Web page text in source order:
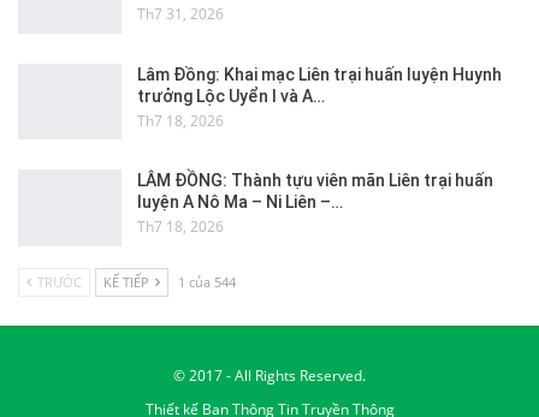
Th7 31, 2026
Lâm Đồng: Khai mạc Liên trại huấn luyện Huynh
trưởng Lộc Uyển I và A…
Th7 18, 2026
LÂM ĐỒNG: Thành tựu viên mãn Liên trại huấn
luyện A Nô Ma – Ni Liên –…
Th7 18, 2026
TRƯỚC KẾ TIẾP 1 của 544
© 2017 - All Rights Reserved.
Thiết kế Ban Thông Tin Truyền Thông